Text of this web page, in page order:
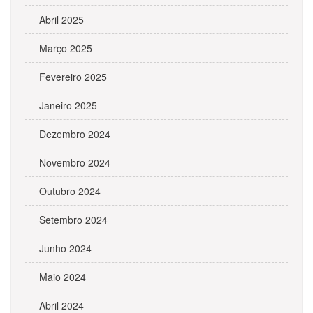
Abril 2025
Março 2025
Fevereiro 2025
Janeiro 2025
Dezembro 2024
Novembro 2024
Outubro 2024
Setembro 2024
Junho 2024
Maio 2024
Abril 2024